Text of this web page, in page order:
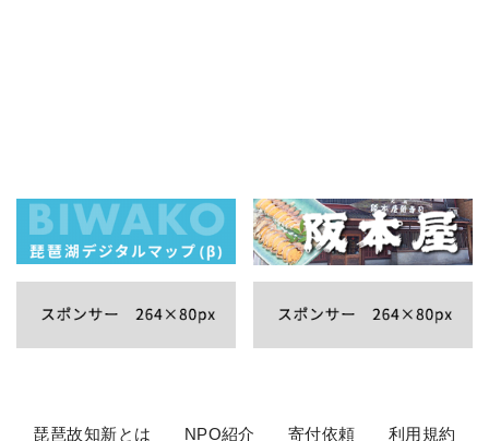
琵琶故知新とは NPO紹介 寄付依頼 利用規約